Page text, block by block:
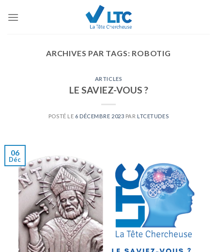
ARCHIVES PAR TAGS: ROBOTIG
ARTICLES
LE SAVIEZ-VOUS ?
POSTÉ LE 6 DÉCEMBRE 2023 PAR LTCETUDES
06
Déc